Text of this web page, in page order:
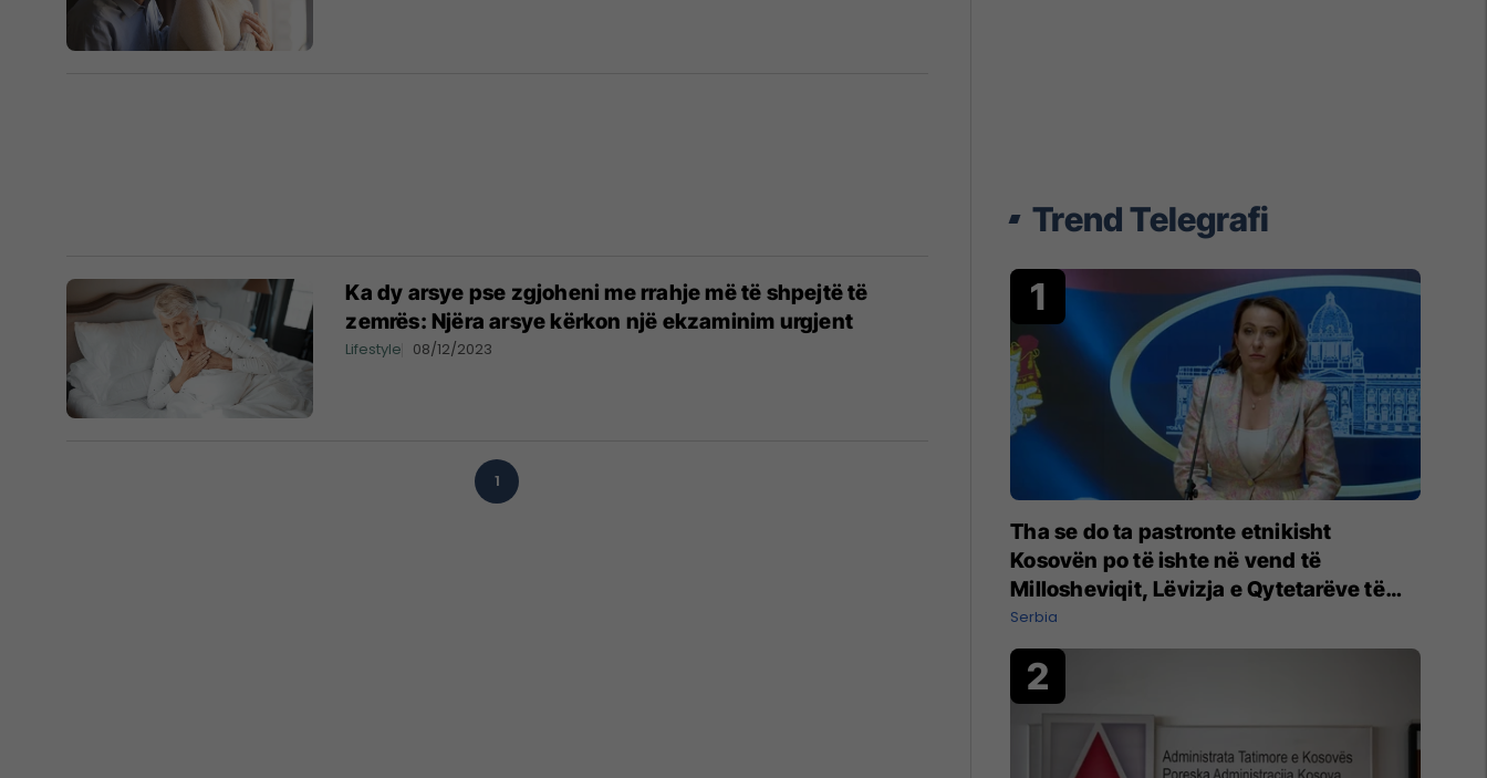
Ka dy arsye pse zgjoheni me rrahje më të shpejtë të
zemrës: Njëra arsye kërkon një ekzaminim urgjent
Lifestyle 08/12/2023
1
Trend Telegrafi
Tha se do ta pastronte etnikisht
Kosovën po të ishte në vend të
Millosheviqit, Lëvizja e Qytetarëve të
Lirë në Serbi kërkon shkarkimin e
menjëhershëm të Snezhana Paunoviq
Serbia